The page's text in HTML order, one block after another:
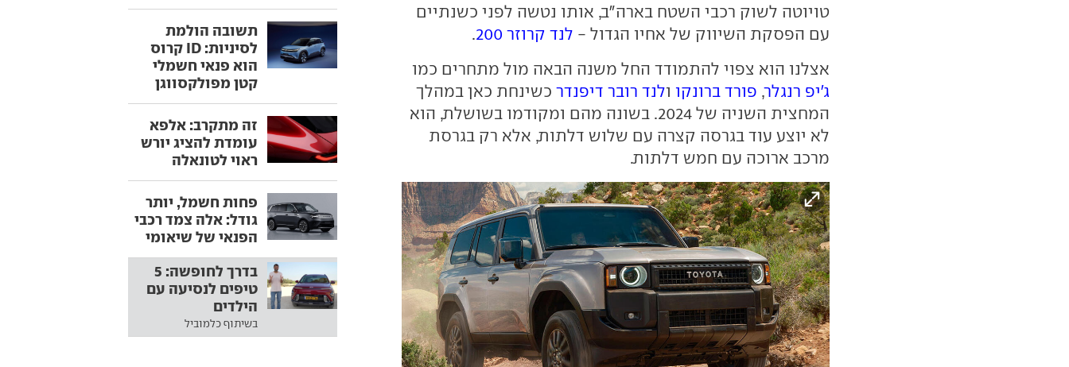
טויוטה לשוק רכבי השטח בארה״ב, אותו נטשה לפני כשנתיים
עם הפסקת השיווק של אחיו הגדול - לנד קרוזר 200
.
אצלנו הוא צפוי להתמודד החל משנה הבאה מול מתחרים כמו
ג'יפ רנגלר, פורד ברונקו ולנד רובר דיפנדר כשינחת כאן במהלך
המחצית השניה של 2024. בשונה מהם ומקודמו בשושלת, הוא
לא יוצע עוד בגרסה קצרה עם שלוש דלתות, אלא רק בגרסת
מרכב ארוכה עם חמש דלתות.
תשובה הולמת
לסיניות: ID קרוס
הוא פנאי חשמלי
קטן מפולקסווגן
זה מתקרב: אלפא
עומדת להציג יורש
ראוי לטונאלה
פחות חשמל, יותר
גודל: אלה צמד רכבי
הפנאי של שיאומי
בדרך לחופשה: 5
טיפים לנסיעה עם
הילדים
בשיתוף כלמוביל